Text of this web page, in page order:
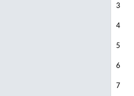
3
4
5
6
7